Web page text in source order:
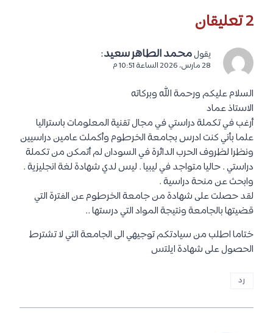
2 تعليقان
يقول محمد الطاهر سعيد:
28 مارس، 2026 الساعة 10:51 م
السلام عليكم ورحمة الله وبركاته
الاستاذ عماد
أرغب في تكملة دراستي في مجال تقنية المعلومات باستراليا
علما بأني كنت ادرس بجامعة الخرطوم وأكملت عامين دراسيين
ونظرا لظروف الحرب الدائرة في السودان لم أتمكن من تكملة
دراستي . حاليا متواجد في ليبيا . ليس لدي شهادة لغة انجليزية .
وابحث عن منحة دراسية .
لقد حصلت على شهادة من جامعة الخرطوم عن الفترة التي
قضيتها بالجامعة ونتيجة المواد التي درستها ..
ختاما اطلب من سيادتكم توجيهي الى الجامعة التي لا تشترط
الحصول على شهادة ايلتس
رد